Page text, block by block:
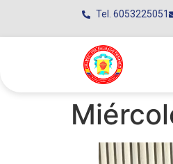
Tel. 6053225051